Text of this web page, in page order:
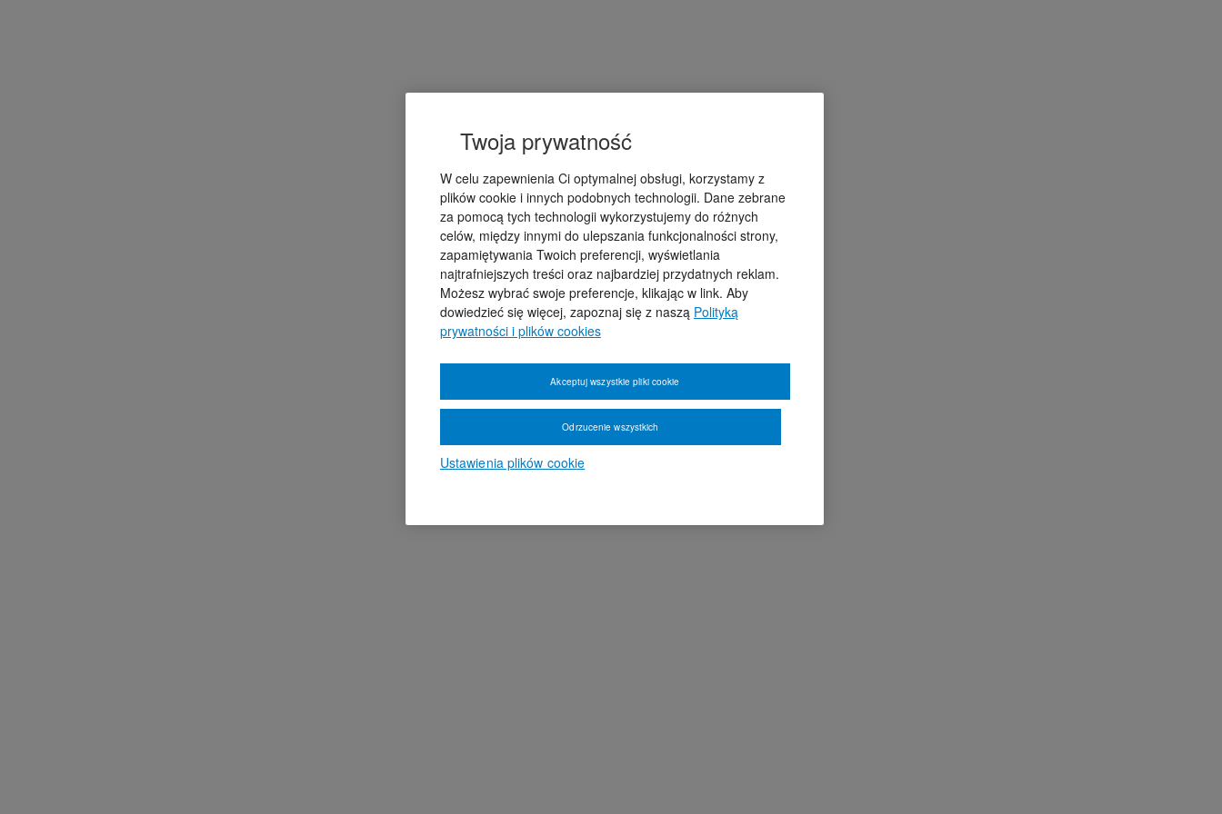
Twoja prywatność
W celu zapewnienia Ci optymalnej obsługi, korzystamy z
plików cookie i innych podobnych technologii. Dane zebrane
za pomocą tych technologii wykorzystujemy do różnych
celów, między innymi do ulepszania funkcjonalności strony,
zapamiętywania Twoich preferencji, wyświetlania
najtrafniejszych treści oraz najbardziej przydatnych reklam.
Możesz wybrać swoje preferencje, klikając w link. Aby
dowiedzieć się więcej, zapoznaj się z naszą Polityką
prywatności i plików cookies
Ustawienia plików cookie
Odrzucenie wszystkich
Akceptuj wszystkie pliki cookie